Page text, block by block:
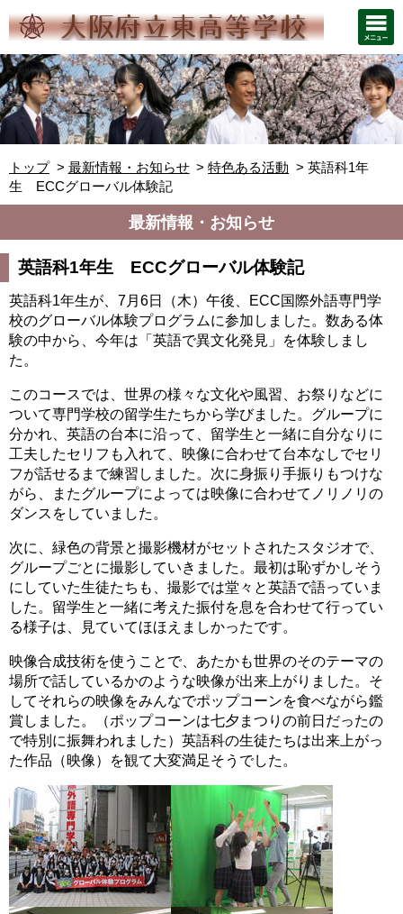
トップ 最新情報・お知らせ 特色ある活動
英語科1年
生 ECCグローバル体験記
最新情報・お知らせ
英語科1年生 ECCグローバル体験記
英語科1年生が、7月6日（木）午後、ECC国際外語専門学
校のグローバル体験プログラムに参加しました。数ある体
験の中から、今年は「英語で異文化発見」を体験しまし
た。
このコースでは、世界の様々な文化や風習、お祭りなどに
ついて専門学校の留学生たちから学びました。グループに
分かれ、英語の台本に沿って、留学生と一緒に自分なりに
工夫したセリフも入れて、映像に合わせて台本なしでセリ
フが話せるまで練習しました。次に身振り手振りもつけな
がら、またグループによっては映像に合わせてノリノリの
ダンスをしていました。
次に、緑色の背景と撮影機材がセットされたスタジオで、
グループごとに撮影していきました。最初は恥ずかしそう
にしていた生徒たちも、撮影では堂々と英語で語っていま
した。留学生と一緒に考えた振付を息を合わせて行ってい
る様子は、見ていてほほえましかったです。
映像合成技術を使うことで、あたかも世界のそのテーマの
場所で話しているかのような映像が出来上がりました。そ
してそれらの映像をみんなでポップコーンを食べながら鑑
賞しました。（ポップコーンは七夕まつりの前日だったの
で特別に振舞われました）英語科の生徒たちは出来上がっ
た作品（映像）を観て大変満足そうでした。